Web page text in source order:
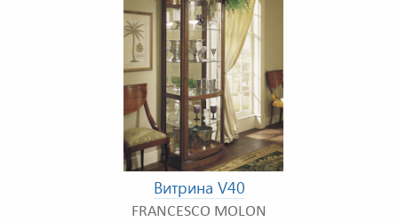
Витрина V40
FRANCESCO MOLON